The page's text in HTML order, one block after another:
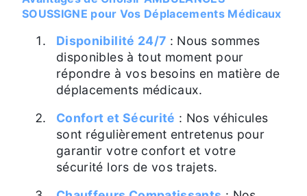
SOUSSIGNE pour Vos Déplacements Médicaux
Disponibilité 24/7 : Nous sommes
disponibles à tout moment pour
répondre à vos besoins en matière de
déplacements médicaux.
Confort et Sécurité : Nos véhicules
sont régulièrement entretenus pour
garantir votre confort et votre
sécurité lors de vos trajets.